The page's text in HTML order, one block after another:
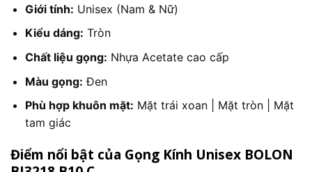
Giới tính: Unisex (Nam & Nữ)
Kiểu dáng: Tròn
Chất liệu gọng: Nhựa Acetate cao cấp
Màu gọng: Đen
Phù hợp khuôn mặt: Mặt trái xoan | Mặt tròn | Mặt
tam giác
Điểm nổi bật của Gọng Kính Unisex BOLON